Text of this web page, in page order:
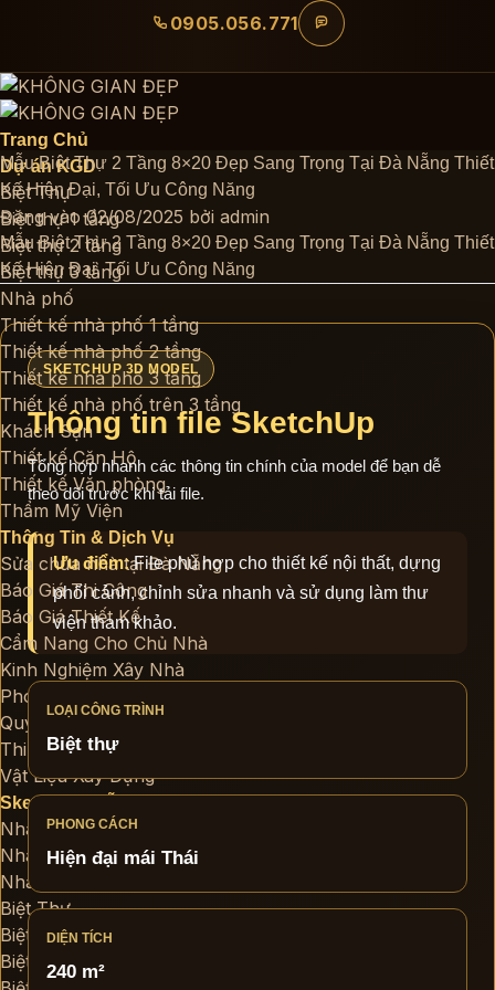
dung
0905.056.771
Trang Chủ
Dự án KGD
Biệt Thự
Biệt thự 1 tầng
Biệt thự 2 tầng
Biệt thự 3 tầng
Nhà phố
Thiết kế nhà phố 1 tầng
Thiết kế nhà phố 2 tầng
Thiết kế nhà phố 3 tầng
Thiết kế nhà phố trên 3 tầng
Khách Sạn
Thiết kế Căn Hộ
Thiết kế Văn phòng
Thẩm Mỹ Viện
Thông Tin & Dịch Vụ
Sửa chữa nhà tại Đà Nẵng
Báo Giá Thi Công
Báo Giá Thiết Kế
Cẩm Nang Cho Chủ Nhà
Kinh Nghiệm Xây Nhà
Phong Thủy Nhà Ở
Quy Trình Thiết Kế và Xây Dựng
Thi Công Nhà Trọn Gói
Vật Liệu Xây Dựng
SketchUp Miễn Phí
Nhà Phố
Nhà Phố Hiện Đại
Nhà Phố Tân Cổ Điển
Biệt Thự
Biệt Thự Hiện Đại
Biệt Thự Cổ Điển
Mẫu Biệt Thự 2 Tầng 8×20 Đẹp Sang Trọng Tại Đà Nẵng Thiết
Kế Hiện Đại, Tối Ưu Công Năng
Đăng vào02/08/2025 bởi admin
Mẫu Biệt Thự 2 Tầng 8×20 Đẹp Sang Trọng Tại Đà Nẵng Thiết
Kế Hiện Đại, Tối Ưu Công Năng
SKETCHUP 3D MODEL
Thông tin file SketchUp
Tổng hợp nhanh các thông tin chính của model để bạn dễ
theo dõi trước khi tải file.
Ưu điểm:File phù hợp cho thiết kế nội thất, dựng
phối cảnh, chỉnh sửa nhanh và sử dụng làm thư
viện tham khảo.
LOẠI CÔNG TRÌNH
Biệt thự
PHONG CÁCH
Hiện đại mái Thái
DIỆN TÍCH
240 m²